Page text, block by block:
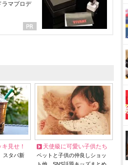
ラマプロデ
見せ！
スタバ新
天使級に可愛い子供たち
ペットと子供の仲良しショッ